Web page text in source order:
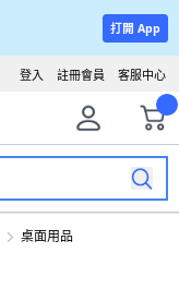
打開 App
客服中心
註冊會員
登入
桌面用品